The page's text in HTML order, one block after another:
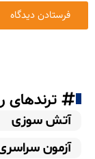
ترندهای
آتش سوزی
آزمون